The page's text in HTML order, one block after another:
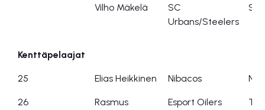
Vilho Mäkelä
SC
Urbans/Steelers
SC
Kenttäpelaajat
25 Elias Heikkinen Nibacos
26
Rasmus
Esport Oilers